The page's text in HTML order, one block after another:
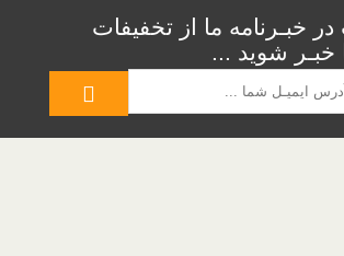
خبـرنامه ما از تخفیفات
خبـر شوید ...